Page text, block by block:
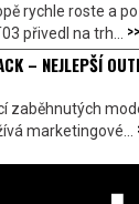
rychle roste a
přivedl na trh... >>
– NEJLEPŠÍ
zaběhnutých
marketingové...